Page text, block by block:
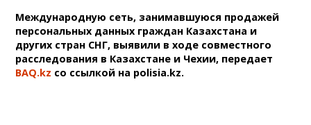
Международную сеть, занимавшуюся продажей
персональных данных граждан Казахстана и
других стран СНГ, выявили в ходе совместного
расследования в Казахстане и Чехии, передает
BAQ.kz со ссылкой на polisia.kz.